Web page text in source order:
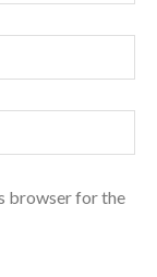
browser for the